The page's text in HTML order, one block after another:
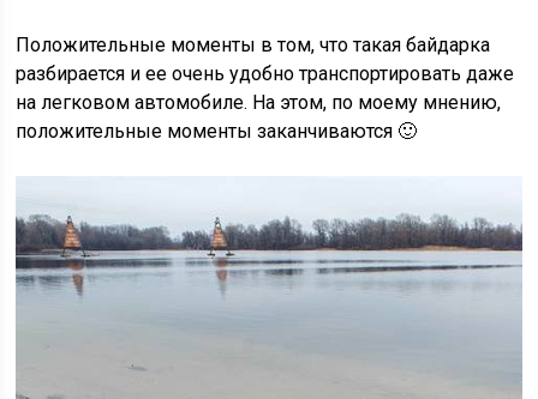
Положительные моменты в том, что такая байдарка
разбирается и ее очень удобно транспортировать даже
на легковом автомобиле. На этом, по моему мнению,
положительные моменты заканчиваются 🙂